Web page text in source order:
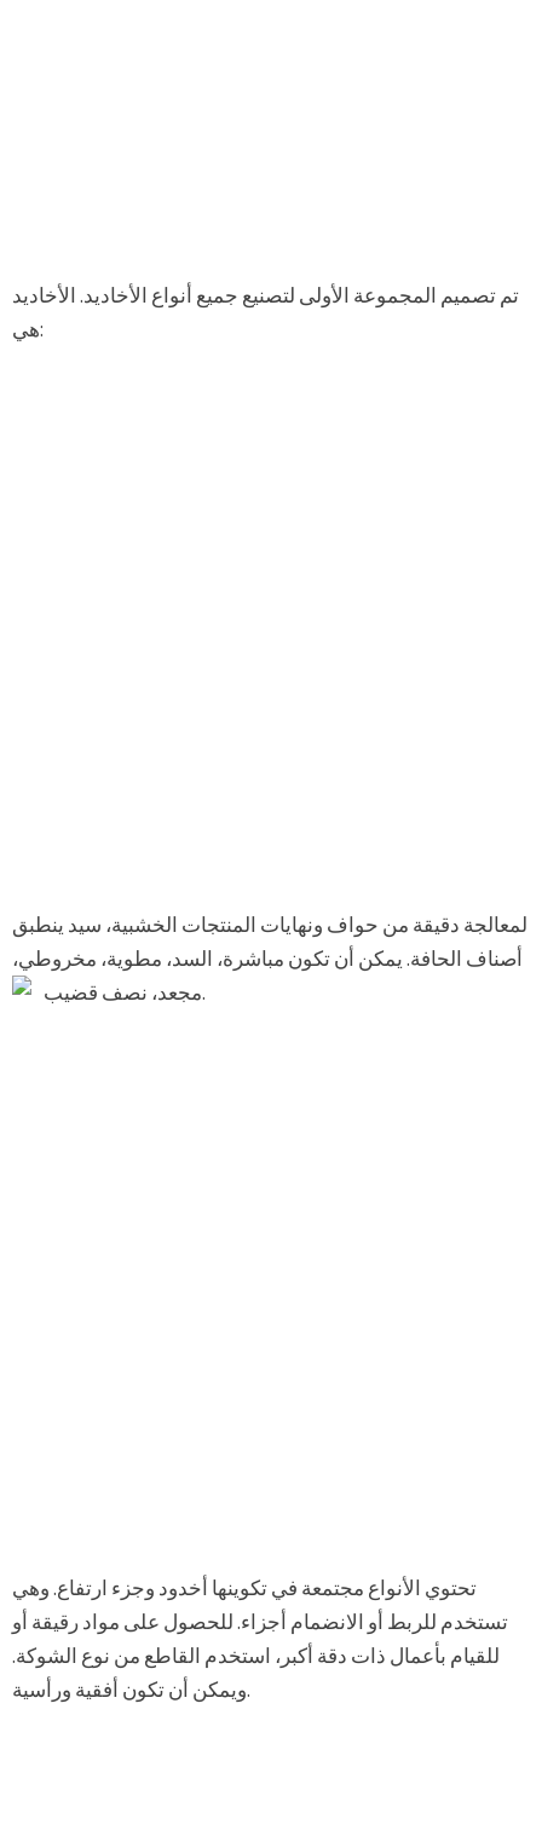
تم تصميم المجموعة الأولى لتصنيع جميع أنواع الأخاديد. الأخاديد
هي:
لمعالجة دقيقة من حواف ونهايات المنتجات الخشبية، سيد ينطبق
أصناف الحافة. يمكن أن تكون مباشرة، السد، مطوية، مخروطي،
مجعد، نصف قضيب.
تحتوي الأنواع مجتمعة في تكوينها أخدود وجزء ارتفاع. وهي
تستخدم للربط أو الانضمام أجزاء. للحصول على مواد رقيقة أو
للقيام بأعمال ذات دقة أكبر، استخدم القاطع من نوع الشوكة.
ويمكن أن تكون أفقية ورأسية.